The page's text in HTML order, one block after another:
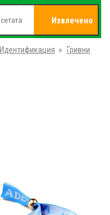
Извлечено
от
Идентификация » Гривни